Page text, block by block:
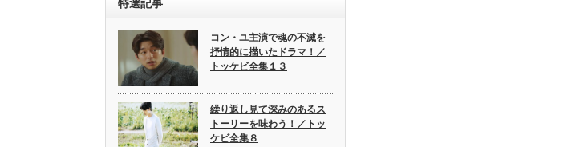
特選記事
コン・ユ主演で魂の不滅を
抒情的に描いたドラマ！／
トッケビ全集１３
繰り返し見て深みのあるス
トーリーを味わう！／トッ
ケビ全集８